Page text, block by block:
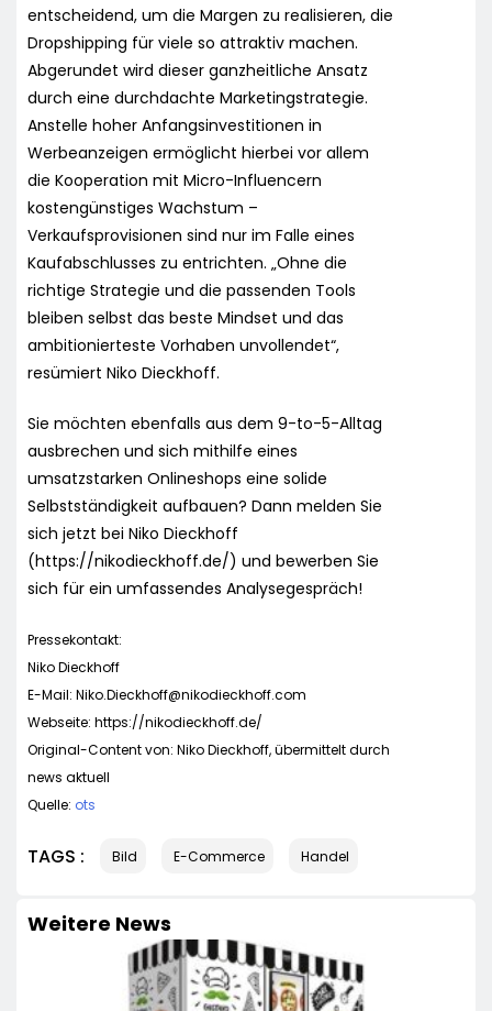
entscheidend, um die Margen zu realisieren, die
Dropshipping für viele so attraktiv machen.
Abgerundet wird dieser ganzheitliche Ansatz
durch eine durchdachte Marketingstrategie.
Anstelle hoher Anfangsinvestitionen in
Werbeanzeigen ermöglicht hierbei vor allem
die Kooperation mit Micro-Influencern
kostengünstiges Wachstum –
Verkaufsprovisionen sind nur im Falle eines
Kaufabschlusses zu entrichten. „Ohne die
richtige Strategie und die passenden Tools
bleiben selbst das beste Mindset und das
ambitionierteste Vorhaben unvollendet“,
resümiert Niko Dieckhoff.
Sie möchten ebenfalls aus dem 9-to-5-Alltag
ausbrechen und sich mithilfe eines
umsatzstarken Onlineshops eine solide
Selbstständigkeit aufbauen? Dann melden Sie
sich jetzt bei Niko Dieckhoff
(https://nikodieckhoff.de/) und bewerben Sie
sich für ein umfassendes Analysegespräch!
Pressekontakt:
Niko Dieckhoff
E-Mail: Niko.Dieckhoff@nikodieckhoff.com
Webseite: https://nikodieckhoff.de/
Original-Content von: Niko Dieckhoff, übermittelt durch
news aktuell
Quelle: ots
TAGS : Bild E-Commerce Handel
Weitere News